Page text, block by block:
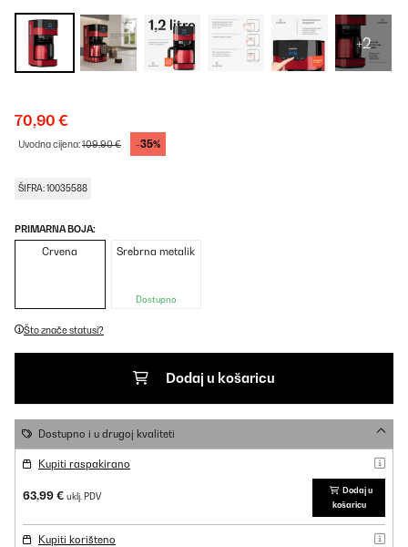
+2
70,90 €
Uvodna cijena:109,90 € -35%
ŠIFRA: 10035588
PRIMARNA BOJA:
Crvena Srebrna metalik
Dostupno
Što znače statusi?
Dodaj u košaricu
Dostupno i u drugoj kvaliteti
Kupiti raspakirano
63,99 € uklj. PDV
Dodaj u
košaricu
Kupiti korišteno